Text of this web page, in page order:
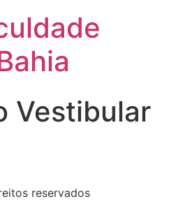
Vestibular
reservados